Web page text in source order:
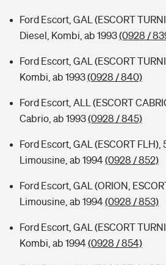
Ford Escort, GAL (ESCORT
Diesel, Kombi, ab 1993(0928 /
Ford Escort, GAL (ESCORT
Kombi, ab 1993(0928 / 840)
Ford Escort, ALL (ESCORT
Cabrio, ab 1993(0928 / 845)
Ford Escort, GAL (ESCORT FLH),
Limousine, ab 1994(0928 / 852)
Ford Escort, GAL (ORION,
Limousine, ab 1994(0928 / 853)
Ford Escort, GAL (ESCORT
Kombi, ab 1994(0928 / 854)